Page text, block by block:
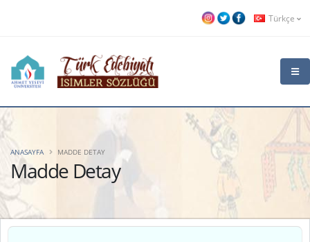
Türkçe
Madde Detay
ANASAYFA MADDE DETAY